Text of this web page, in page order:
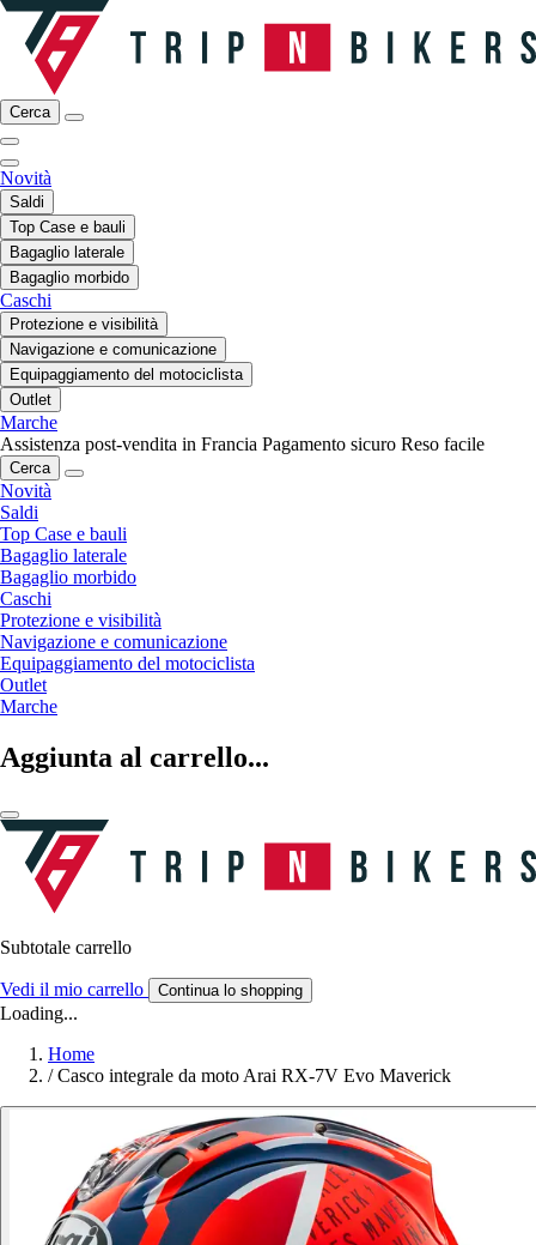
Cerca
Novità
Saldi
Top Case e bauli
Bagaglio laterale
Bagaglio morbido
Caschi
Protezione e visibilità
Navigazione e comunicazione
Equipaggiamento del motociclista
Outlet
Marche
Assistenza post-vendita in Francia Pagamento sicuro Reso facile
Cerca
Novità
Saldi
Top Case e bauli
Bagaglio laterale
Bagaglio morbido
Caschi
Protezione e visibilità
Navigazione e comunicazione
Equipaggiamento del motociclista
Outlet
Marche
Aggiunta al carrello...
Subtotale carrello
Vedi il mio carrello Continua lo shopping
Loading...
Home
/ Casco integrale da moto Arai RX-7V Evo Maverick